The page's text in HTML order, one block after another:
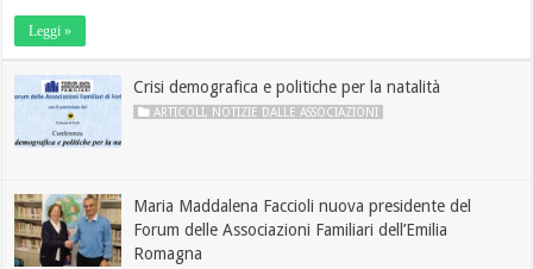
Leggi »
Crisi demografica e politiche per la natalità
ARTICOLI, NOTIZIE DALLE ASSOCIAZIONI
Maria Maddalena Faccioli nuova presidente del
Forum delle Associazioni Familiari dell’Emilia
Romagna